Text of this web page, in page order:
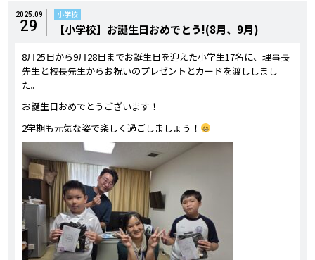
2025.09
29
小学校
【小学校】お誕生日おめでとう!(8月、9月)
8月25日から9月28日までお誕生日を迎えた小学生17名に、理事長
先生と校長先生からお祝いのプレゼントとカードを渡ししまし
た。
お誕生日おめでとうございます！
2学期も元気な姿で楽しく過ごしましょう！